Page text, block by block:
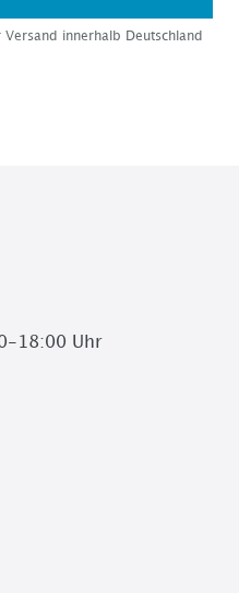
Versand innerhalb Deutschland
18:00 Uhr